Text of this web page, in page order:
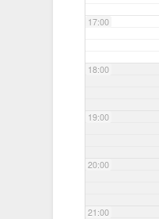
17:00
18:00
19:00
20:00
21:00